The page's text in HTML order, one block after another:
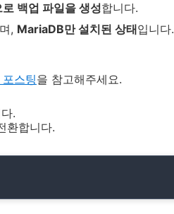
백업 파일을 생성합니다.
, MariaDB만 설치된 상태입니다.
스팅을 참고해주세요.
.
환합니다.